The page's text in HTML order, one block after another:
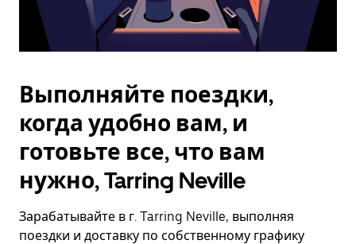
Выполняйте поездки,
когда удобно вам, и
готовьте все, что вам
нужно, Tarring Neville
Зарабатывайте в г. Tarring Neville, выполняя
поездки и доставку по собственному графику